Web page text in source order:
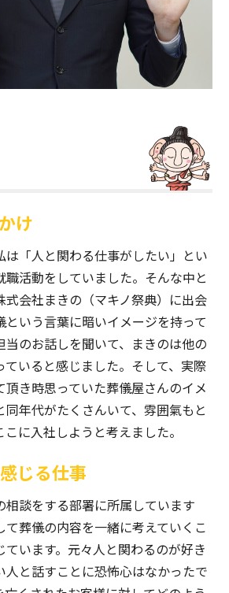
け
は「人と関わる仕事がしたい」とい
職活動をしていました。そんな中と
式会社まきの（マキノ祭典）に出会
という言葉に暗いイメージを持って
当のお話しを聞いて、まきのは他の
いると感じました。そして、実際
頂き時思っていた葬儀屋さんのイメ
年代がたくさんいて、雰囲氣もと
に入社しようと考えました。
じる仕事
相談をする部署に所属しています
葬儀の内容を一緒に考えていくこ
ています。元々人と関わるのが好き
人と話すことに恐怖心はなかったで